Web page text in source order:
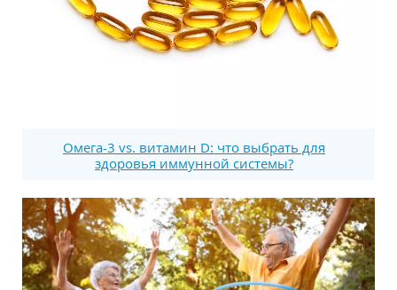
Омега-3 vs. витамин D: что выбрать для
здоровья иммунной системы?